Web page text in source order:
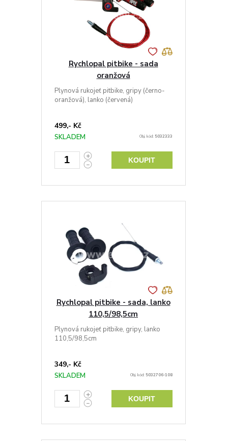
Rychlopal pitbike - sada
oranžová
Plynová rukojeť pitbike, gripy (černo-
oranžová), lanko (červená)
499,- Kč
SKLADEM Obj. kód: 5032333
KOUPIT
Rychlopal pitbike - sada, lanko
110,5/98,5cm
Plynová rukojeť pitbike, gripy, lanko
110,5/98,5cm
349,- Kč
SKLADEM Obj. kód: 5032706-108
KOUPIT